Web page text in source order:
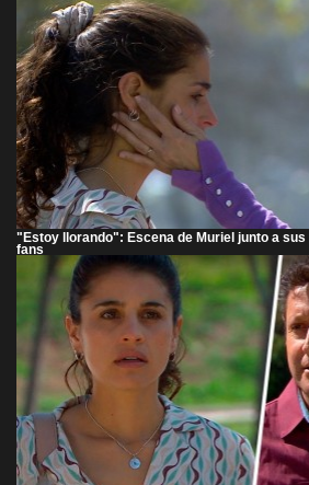
"Estoy llorando": Escena de Muriel junto a
fans